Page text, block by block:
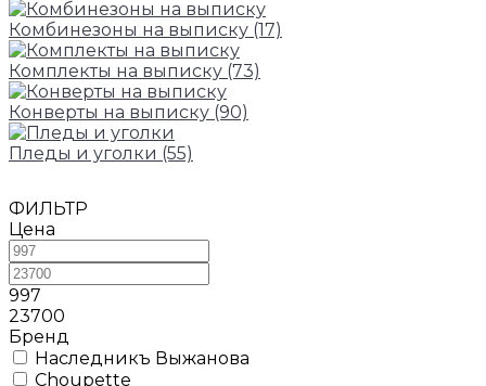
Комбинезоны на выписку (17)
Комплекты на выписку (73)
Конверты на выписку (90)
Пледы и уголки (55)
ФИЛЬТР
Цена
997
23700
Бренд
Наследникъ Выжанова
Choupette